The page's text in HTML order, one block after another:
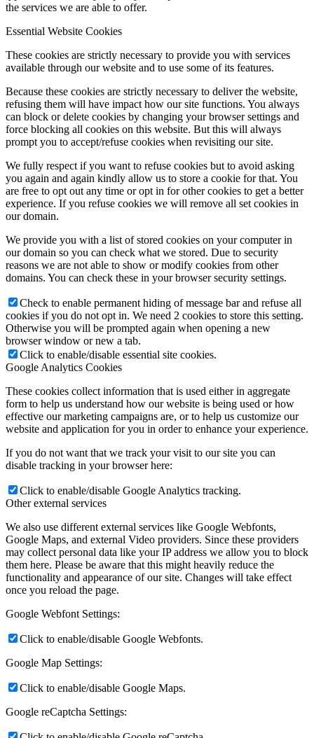
the services we are able to offer.
Essential Website Cookies
These cookies are strictly necessary to provide you with services
available through our website and to use some of its features.
Because these cookies are strictly necessary to deliver the website,
refusing them will have impact how our site functions. You always
can block or delete cookies by changing your browser settings and
force blocking all cookies on this website. But this will always
prompt you to accept/refuse cookies when revisiting our site.
We fully respect if you want to refuse cookies but to avoid asking
you again and again kindly allow us to store a cookie for that. You
are free to opt out any time or opt in for other cookies to get a better
experience. If you refuse cookies we will remove all set cookies in
our domain.
We provide you with a list of stored cookies on your computer in
our domain so you can check what we stored. Due to security
reasons we are not able to show or modify cookies from other
domains. You can check these in your browser security settings.
Check to enable permanent hiding of message bar and refuse all
cookies if you do not opt in. We need 2 cookies to store this setting.
Otherwise you will be prompted again when opening a new
browser window or new a tab.
Click to enable/disable essential site cookies.
Google Analytics Cookies
These cookies collect information that is used either in aggregate
form to help us understand how our website is being used or how
effective our marketing campaigns are, or to help us customize our
website and application for you in order to enhance your experience.
If you do not want that we track your visit to our site you can
disable tracking in your browser here:
Click to enable/disable Google Analytics tracking.
Other external services
We also use different external services like Google Webfonts,
Google Maps, and external Video providers. Since these providers
may collect personal data like your IP address we allow you to block
them here. Please be aware that this might heavily reduce the
functionality and appearance of our site. Changes will take effect
once you reload the page.
Google Webfont Settings:
Click to enable/disable Google Webfonts.
Google Map Settings:
Click to enable/disable Google Maps.
Google reCaptcha Settings: